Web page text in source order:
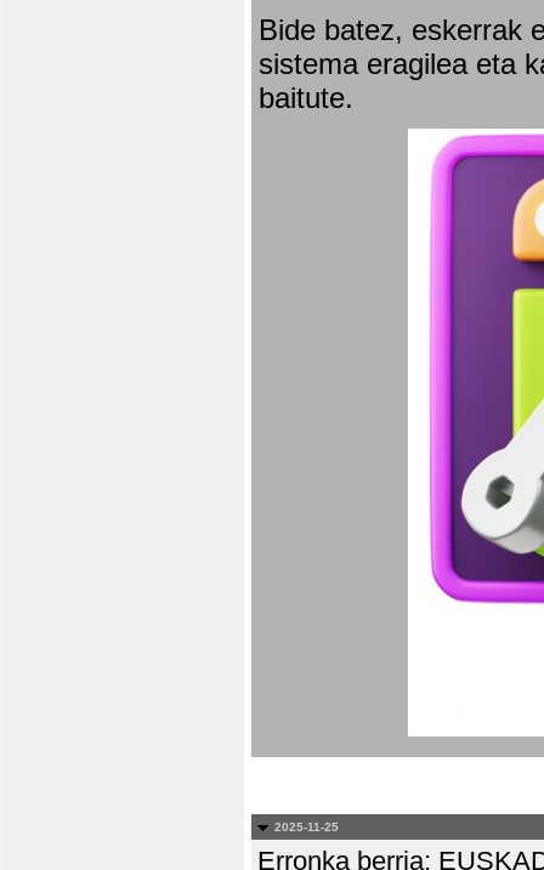
Bide batez, eskerrak
sistema eragilea eta
baitute.
2025-11-25
Erronka berria: